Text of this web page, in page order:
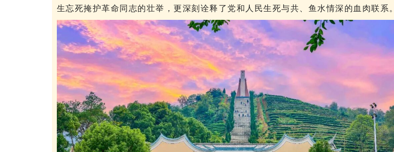
生忘死掩护革命同志的壮举，更深刻诠释了党和人民生死与共、鱼水情深的血肉联系。